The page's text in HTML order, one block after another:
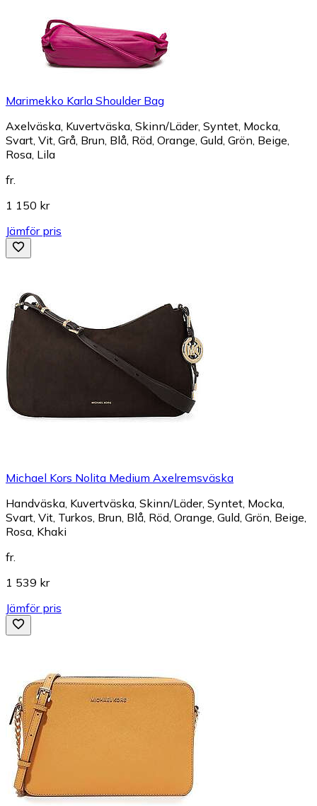
Marimekko Karla Shoulder Bag
Axelväska, Kuvertväska, Skinn/Läder, Syntet, Mocka,
Svart, Vit, Grå, Brun, Blå, Röd, Orange, Guld, Grön, Beige,
Rosa, Lila
fr.
1 150 kr
Jämför pris
Michael Kors Nolita Medium Axelremsväska
Handväska, Kuvertväska, Skinn/Läder, Syntet, Mocka,
Svart, Vit, Turkos, Brun, Blå, Röd, Orange, Guld, Grön, Beige,
Rosa, Khaki
fr.
1 539 kr
Jämför pris